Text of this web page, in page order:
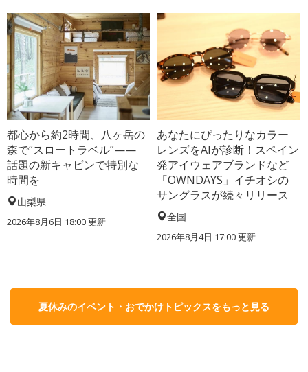
都心から約2時間、八ヶ岳の
森で“スロートラベル”——
話題の新キャビンで特別な
時間を
山梨県
2026年8月6日 18:00更新
あなたにぴったりなカラー
レンズをAIが診断！スペイン
発アイウェアブランドなど
「OWNDAYS」イチオシの
サングラスが続々リリース
全国
2026年8月4日 17:00更新
夏休みのイベント・おでかけトピックスをもっと見る